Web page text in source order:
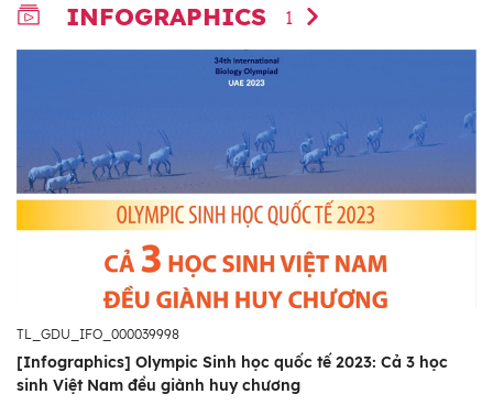
INFOGRAPHICS 1
TL_GDU_IFO_000039998
[Infographics] Olympic Sinh học quốc tế 2023: Cả 3 học
sinh Việt Nam đều giành huy chương